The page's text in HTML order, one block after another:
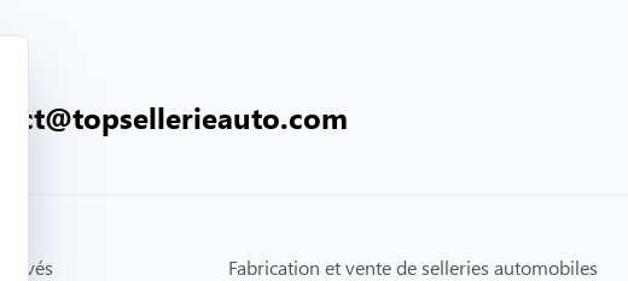
Fabrication et vente de selleries automobiles